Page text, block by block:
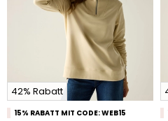
42% Rabatt
15% RABATT MIT CODE: WEB15